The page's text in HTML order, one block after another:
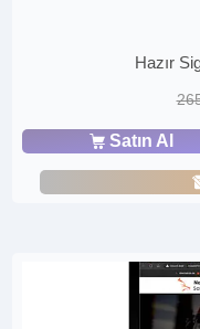
Hazır
Satın Al